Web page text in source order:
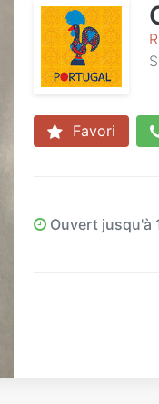
Favori
Ouvert jusqu'à